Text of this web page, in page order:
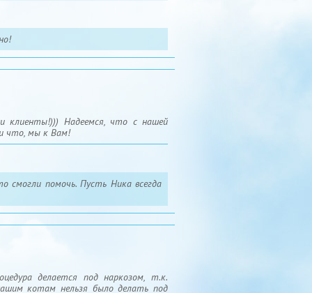
клиенты!))) Надеемся, что с нашей
что, мы к Вам!
смогли помочь. Пусть Ника всегда
делается под наркозом, т.к.
котам нельзя было делать под